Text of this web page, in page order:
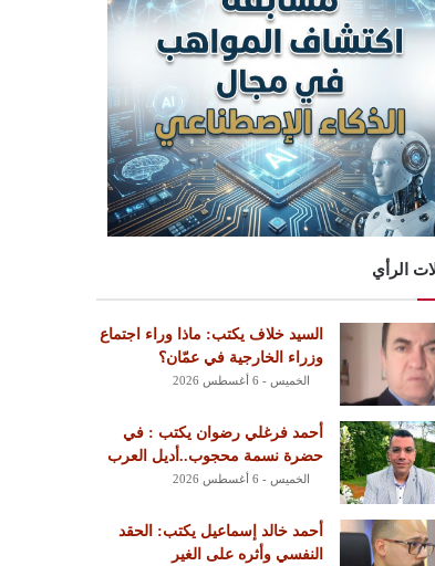
الرأي
السيد خلاف يكتب: ماذا وراء اجتماع
وزراء الخارجية في عمّان؟
الخميس - 6 أغسطس 2026
أحمد فرغلي رضوان يكتب : في
حضرة نسمة محجوب..أديل العرب
الخميس - 6 أغسطس 2026
أحمد خالد إسماعيل يكتب: الحقد
النفسي وأثره على الغير